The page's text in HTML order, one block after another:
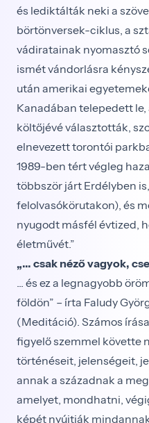
és lediktálták neki a
börtönversek-ciklus, a
vádiratainak nyomasztó
ismét vándorlásra
után amerikai
Kanadában telepedett
költőjévé választották,
elnevezett torontói
1989-ben tért végleg
többször járt Erdélyben
felolvasókörutakon), és
nyugodt másfél évtized,
életművét.”
„... csak néző vagyok,
... és ez a legnagyobb
földön” – írta Faludy
(Meditáció). Számos
figyelő szemmel követte
történéseit, jelenségeit,
annak a századnak a
amelyet, mondhatni,
képét nyújtják